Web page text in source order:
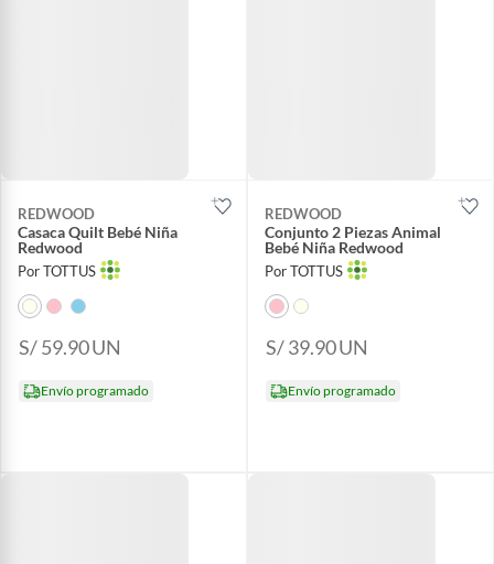
REDWOOD
Casaca Quilt Bebé Niña
Redwood
Por TOTTUS
S/ 59.90UN
Envío programado
REDWOOD
Conjunto 2 Piezas Animal
Bebé Niña Redwood
Por TOTTUS
S/ 39.90UN
Envío programado